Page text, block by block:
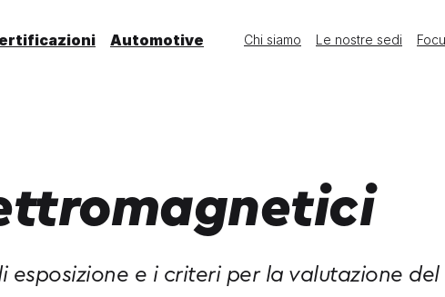
Automotive Chi siamo Le nostre sedi
esposizione e i criteri per la valutazione